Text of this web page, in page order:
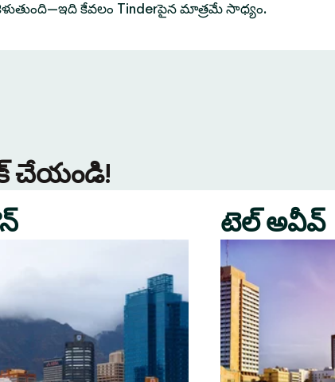
కేవలం Tinderపైన మాత్రమే సాధ్యం.
చేయండి!
టెల్ అవీవ్